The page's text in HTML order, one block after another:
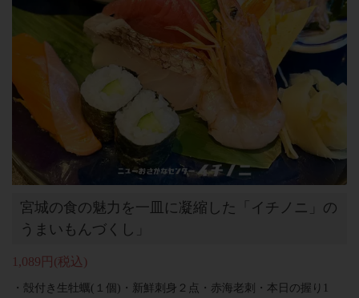
宮城の食の魅力を一皿に凝縮した「イチノニ」の
うまいもんづくし」
1,089円 (税込)
・殻付き生牡蠣(１個)・新鮮刺身２点・赤海老刺・本日の握り1